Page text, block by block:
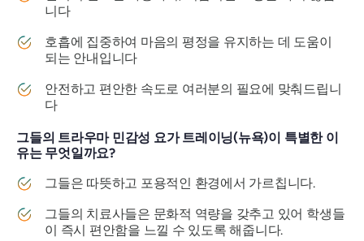
니다
호흡에 집중하여 마음의 평정을 유지하는 데 도움이
되는 안내입니다
안전하고 편안한 속도로 여러분의 필요에 맞춰드립니
다
그들의 트라우마 민감성 요가 트레이닝(뉴욕)이 특별한 이
유는 무엇일까요?
그들은 따뜻하고 포용적인 환경에서 가르칩니다.
그들의 치료사들은 문화적 역량을 갖추고 있어 학생들
이 즉시 편안함을 느낄 수 있도록 해줍니다.